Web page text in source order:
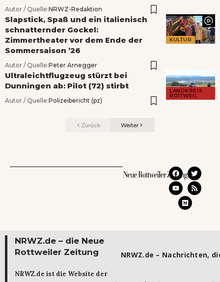
Autor / Quelle:NRWZ-Redaktion
KULTUR
Slapstick, Spaß und ein italienisch
schnatternder Gockel:
Zimmertheater vor dem Ende der
Sommersaison ’26
Autor / Quelle:Peter Arnegger
LANDKREIS
ROTTWEIL
Ultraleichtflugzeug stürzt bei
Dunningen ab: Pilot (72) stirbt
Autor / Quelle:Polizeibericht (pz)
Zurück Weiter
NRWZ.de – die Neue
Rottweiler Zeitung
NRWZ.de ist die Website der
NRWZ.de – Nachrichten,